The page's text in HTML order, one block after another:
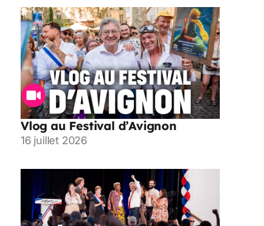
Vlog au Festival d’Avignon
16 juillet 2026